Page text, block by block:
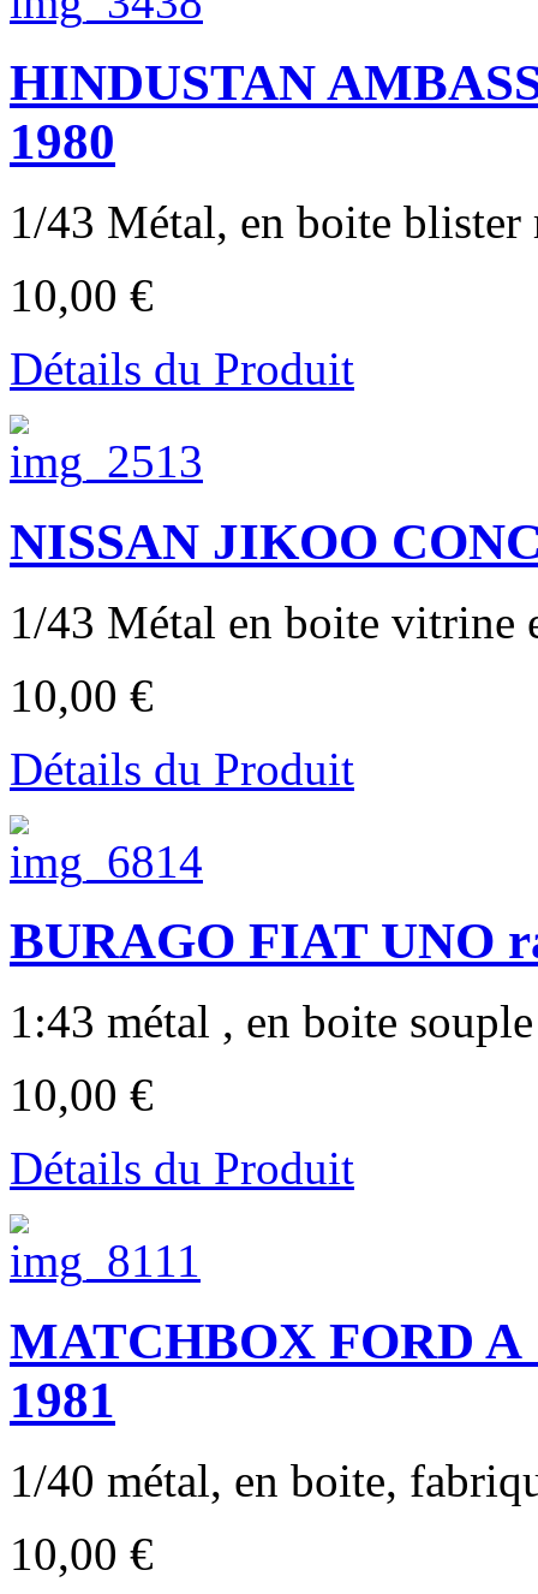
HINDUSTAN
1980
1/43 Métal, en boite blister
10,00 €
Détails du Produit
NISSAN JIKOO
1/43 Métal en boite vitrine
10,00 €
Détails du Produit
BURAGO FIAT UNO
1:43 métal , en boite
10,00 €
Détails du Produit
MATCHBOX FORD
1981
1/40 métal, en boite,
10,00 €